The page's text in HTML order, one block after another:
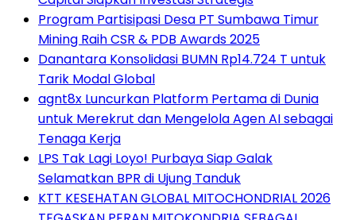
Program Partisipasi Desa PT Sumbawa Timur
Mining Raih CSR & PDB Awards 2025
Danantara Konsolidasi BUMN Rp14.724 T untuk
Tarik Modal Global
agnt8x Luncurkan Platform Pertama di Dunia
untuk Merekrut dan Mengelola Agen AI sebagai
Tenaga Kerja
LPS Tak Lagi Loyo! Purbaya Siap Galak
Selamatkan BPR di Ujung Tanduk
KTT KESEHATAN GLOBAL MITOCHONDRIAL 2026